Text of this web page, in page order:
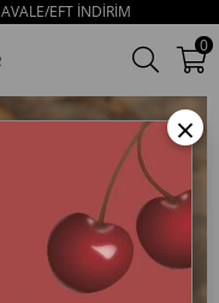
EFT İNDİRİM
0
×